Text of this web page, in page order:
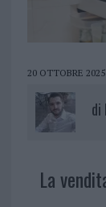
20 OTTOBRE 2025
di
La